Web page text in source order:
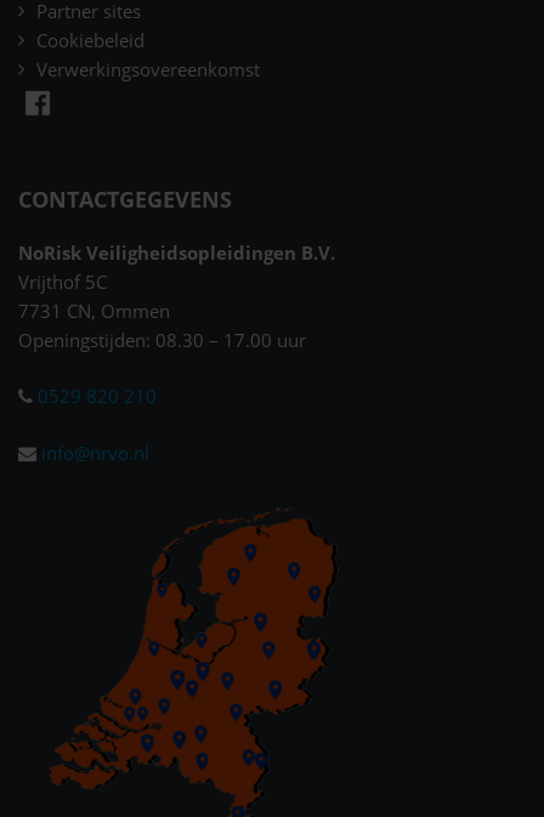
Partner sites
Cookiebeleid
Verwerkingsovereenkomst
CONTACTGEGEVENS
NoRisk Veiligheidsopleidingen B.V.
Vrijthof 5C
7731 CN, Ommen
Openingstijden: 08.30 – 17.00 uur
0529 820 210
info@nrvo.nl